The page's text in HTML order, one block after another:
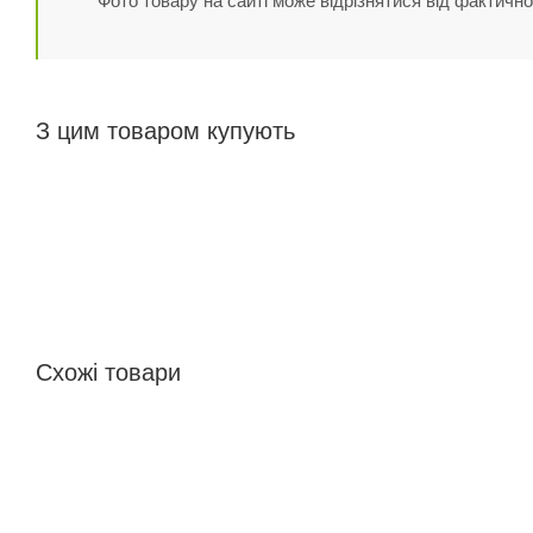
З цим товаром купують
Схожі товари